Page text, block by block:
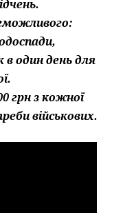
в один день для
грн з кожної
військових.